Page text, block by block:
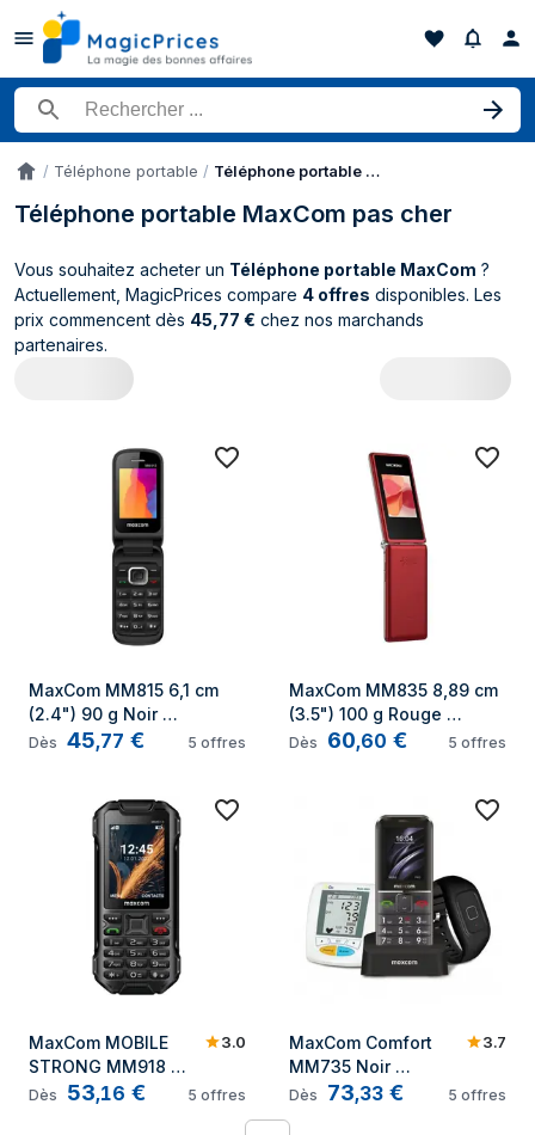
Rechercher un produit
AccueilTéléphone portable Téléphone portable MaxCom
Téléphone portable MaxCom pas cher
Vous souhaitez acheter un Téléphone portable MaxCom ?
Actuellement, MagicPrices compare 4 offres disponibles. Les
prix commencent dès 45,77 € chez nos marchands
partenaires.
Catalogue MaxCom Téléphone
MaxCom MM815 6,1 cm
(2.4") 90 g Noir
Téléphone pour seniors
Dès 45,77 € 5 offres
MaxCom MM835 8,89 cm
(3.5") 100 g Rouge
Appareil-photo de
Dès 60,60 € 5 offres
MaxCom MOBILE
STRONG MM918
VOLTE Noir
3.0
Dès 53,16 € 5 offres
MaxCom Comfort
MM735 Noir
Téléphone d'entrée
3.7
Dès 73,33 € 5 offres